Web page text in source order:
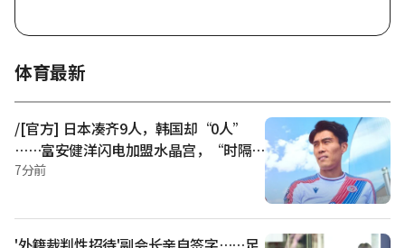
事两连冠迈出了坚实一步。 此外，越南队今日也保持不败，将A
级比赛连续不败场次进一步延长至22场（19胜3平）。 '金尚
植'率领的越南队早已超越此前在朴恒绪前教练任期内创造的18
场连续不败纪录，不断刷新越南队连续不败的新历史。 今日上
半场第18分钟，阮进灵切入禁区右侧后，用右脚射门打破僵
局。 然而，越南队迟迟未能再入一球，反而在对手的反击中陷
入动摇。最终在下半场第26分钟遭遇打击。后卫线回传长传被
文图·费尔南德斯·亚古利用爆发性的速度追到球后，用左脚
完成破门。 险些在主场被柬埔寨队拖住后腿的越南队，却在下
半场第39分钟凭借对手乌龙球再次取得领先。许山切入禁区左
侧尝试挑射越过门将，防守队员将球踢出，皮球直接折射入网
体育最新
/[官方] 日本凑齐9人，韩国却“0人”
……富安健洋闪电加盟水晶宫，“时隔1
年”重返英超
7分前